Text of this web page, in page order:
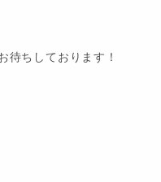
待ちしております！